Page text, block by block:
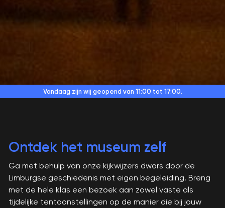
Vandaag zijn wij geopend van 11:00 tot 17:00.
Ontdek het museum zelf
Ga met behulp van onze kijkwijzers dwars door de
Limburgse geschiedenis met eigen begeleiding. Breng
met de hele klas een bezoek aan zowel vaste als
tijdelijke tentoonstellingen op de manier die bij jouw